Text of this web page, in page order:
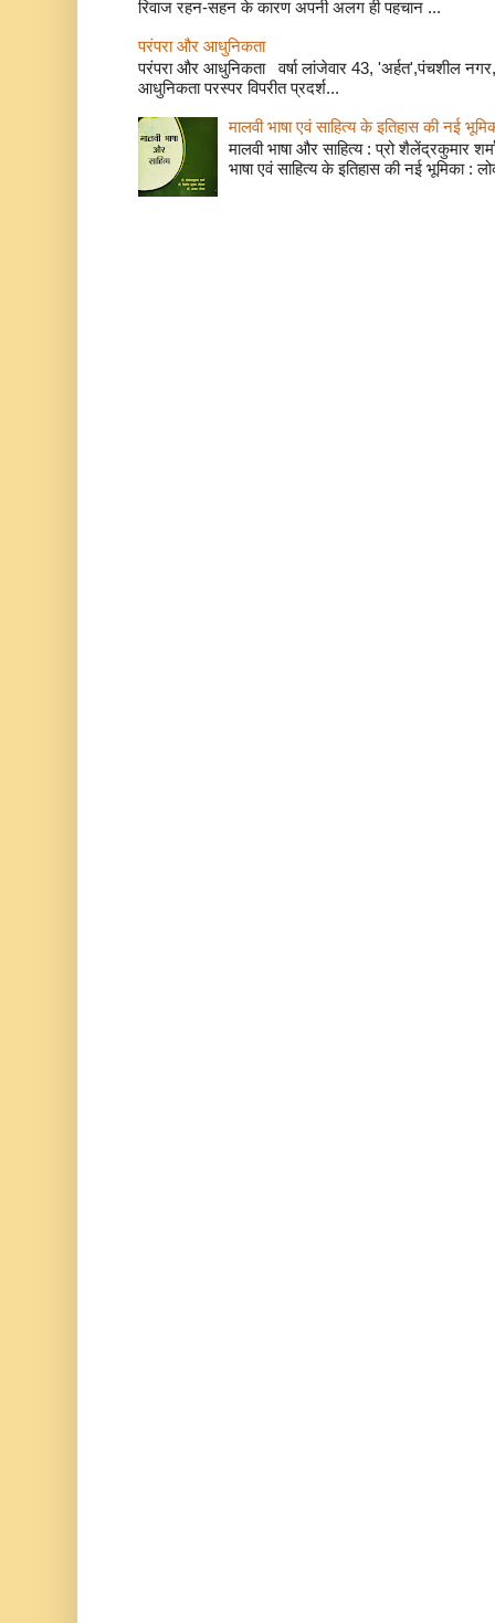
रिवाज रहन-सहन के कारण अपनी अलग ही पहचान ...
परंपरा और आधुनिकता
परंपरा और आधुनिकता वर्षा लांजेवार 43, 'अर्हत',पंचशील नगर,
आधुनिकता परस्पर विपरीत प्रदर्श...
मालवी भाषा एवं साहित्य के इतिहास की नई
मालवी भाषा और साहित्य : प्रो शैलेंद्रकुमार
भाषा एवं साहित्य के इतिहास की नई भूमिका :